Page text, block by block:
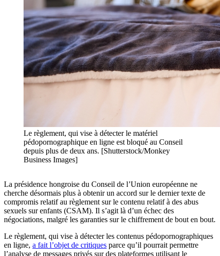
Le règlement, qui vise à détecter le matériel
pédopornographique en ligne est bloqué au Conseil
depuis plus de deux ans. [Shutterstock/Monkey
Business Images]
La présidence hongroise du Conseil de l’Union européenne ne
cherche désormais plus à obtenir un accord sur le dernier texte de
compromis relatif au règlement sur le contenu relatif à des abus
sexuels sur enfants (CSAM). Il s’agit là d’un échec des
négociations, malgré les garanties sur le chiffrement de bout en bout.
Le règlement, qui vise à détecter les contenus pédopornographiques
en ligne, a fait l’objet de critiques parce qu’il pourrait permettre
l’analyse de messages privés sur des plateformes utilisant le